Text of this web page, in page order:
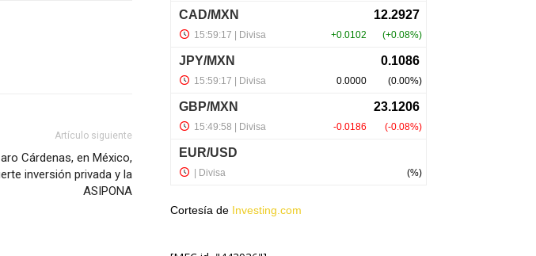
Artículo siguiente
Cárdenas, en México,
inversión privada y la
ASIPONA
Cortesía de Investing.com